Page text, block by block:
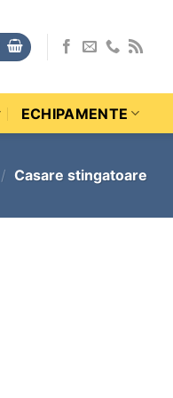
ECHIPAMENTE
/ Casare stingatoare